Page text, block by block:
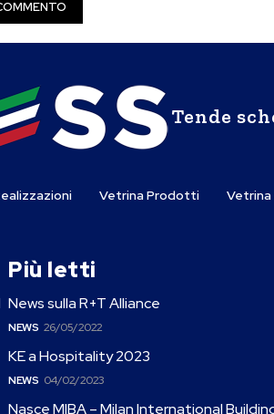
Tende
Vetrina Prodotti Vetrina
Più letti
News sulla R+T Alliance
NEWS 26/05/2022
KE a Hospitality 2023
NEWS 04/02/2023
Nasce MIBA – Milan International